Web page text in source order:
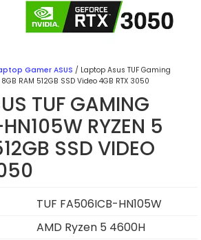
Gamer ASUS / Laptop Asus TUF Gaming
RAM 512GB SSD Video 4GB RTX 3050
TUF GAMING
RYZEN 5
SSD VIDEO
TUF FA506ICB-HN105W
AMD Ryzen 5 4600H